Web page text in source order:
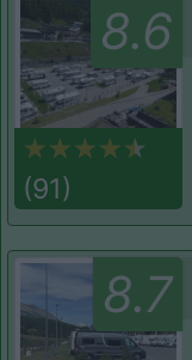
8.6
(91)
8.7